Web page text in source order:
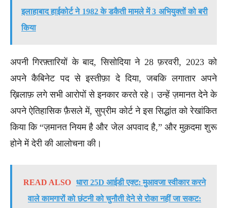
इलाहाबाद हाईकोर्ट ने 1982 के डकैती मामले में 3 अभियुक्तों को बरी
किया
अपनी गिरफ़्तारियों के बाद, सिसोदिया ने 28 फ़रवरी, 2023 को
अपने कैबिनेट पद से इस्तीफ़ा दे दिया, जबकि लगातार अपने
ख़िलाफ़ लगे सभी आरोपों से इनकार करते रहे। उन्हें ज़मानत देने के
अपने ऐतिहासिक फ़ैसले में, सुप्रीम कोर्ट ने इस सिद्धांत को रेखांकित
किया कि “ज़मानत नियम है और जेल अपवाद है,” और मुक़दमा शुरू
होने में देरी की आलोचना की।
READ ALSO धारा 25D आईडी एक्ट: मुआवजा स्वीकार करने
वाले कामगारों को छंटनी को चुनौती देने से रोका नहीं जा सकट: